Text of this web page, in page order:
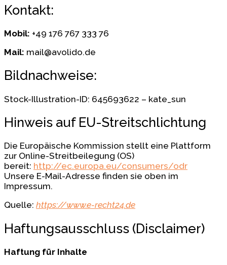
Kontakt:
Mobil: +49 176 767 333 76
Mail: mail@avolido.de
Bildnachweise:
Stock-Illustration-ID: 645693622 – kate_sun
Hinweis auf EU-Streitschlichtung
Die Europäische Kommission stellt eine Plattform
zur Online-Streitbeilegung (OS)
bereit: http://ec.europa.eu/consumers/odr
Unsere E-Mail-Adresse finden sie oben im
Impressum.
Quelle: https://www.e-recht24.de
Haftungsausschluss (Disclaimer)
Haftung für Inhalte